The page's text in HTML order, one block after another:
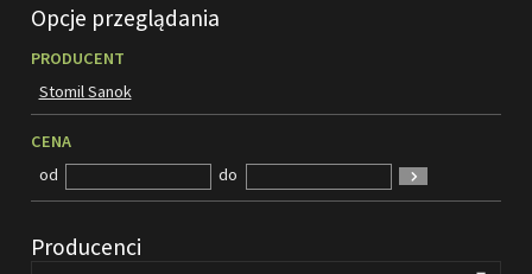
SILNIKI ELEKTRYCZNE
PASY KLINOWE
KONTAKT
Opcje przeglądania
PRODUCENT
Stomil Sanok
CENA
od
do
Producenci